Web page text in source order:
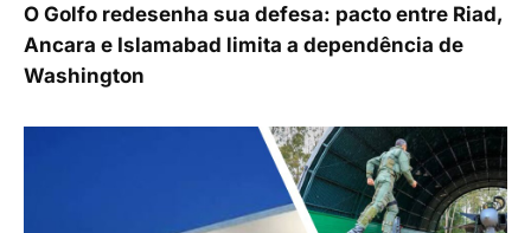
O Golfo redesenha sua defesa: pacto entre Riad,
Ancara e Islamabad limita a dependência de
Washington